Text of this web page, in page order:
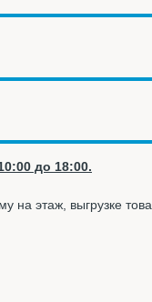
до 18:00.
на этаж, выгрузке